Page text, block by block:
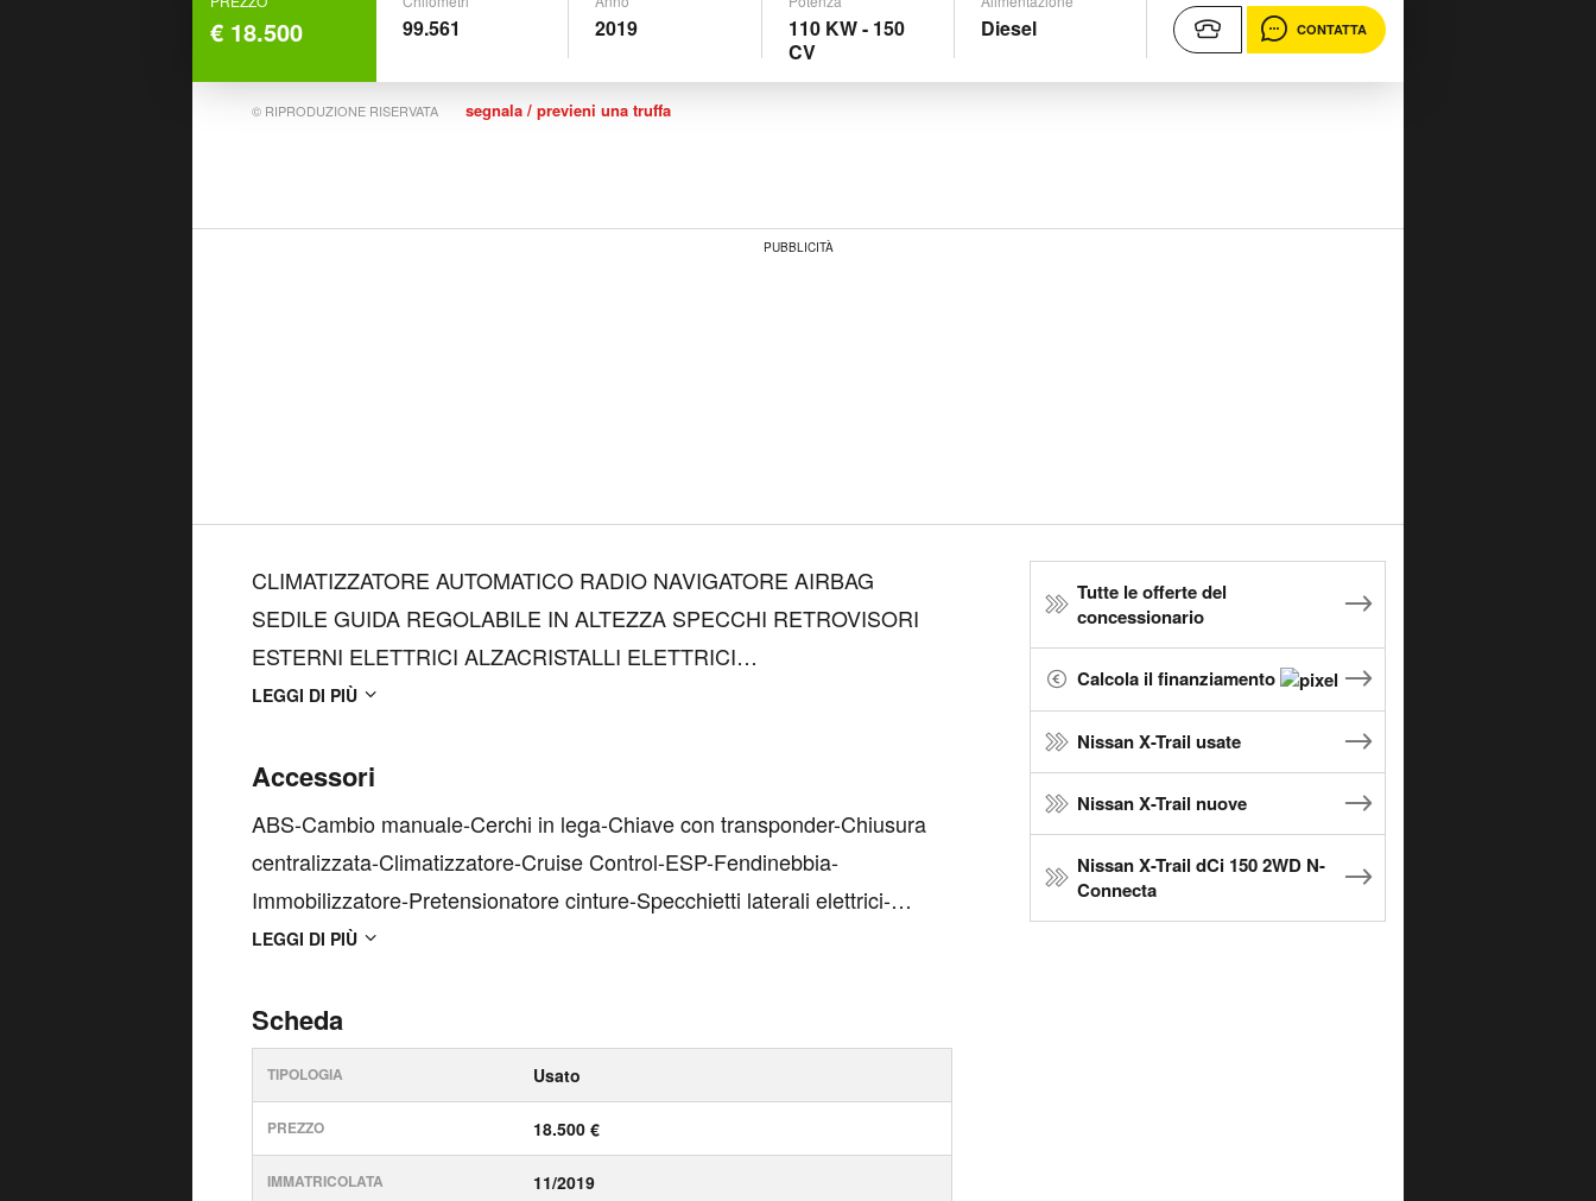
€ 18.500 99.561 2019
110 KW - 150
CV
Diesel CONTATTA
© RIPRODUZIONE RISERVATA segnala / previeni una truffa
PUBBLICITÀ
CLIMATIZZATORE AUTOMATICO RADIO NAVIGATORE AIRBAG
SEDILE GUIDA REGOLABILE IN ALTEZZA SPECCHI RETROVISORI
ESTERNI ELETTRICI ALZACRISTALLI ELETTRICI
ANTERIORI\POSTERIORI CERCHI IN LEGA SENSORI DI
POSTERIORE SDOPPIATO 60\40 FENDINEBBIA VERNICE METAL...
LEGGI DI PIÙ
Accessori
ABS-Cambio manuale-Cerchi in lega-Chiave con transponder-Chiusura
centralizzata-Climatizzatore-Cruise Control-ESP-Fendinebbia-
Immobilizzatore-Pretensionatore cinture-Specchietti laterali elettrici-
Retrovisori ripiegabili elettricamente-Sedile guida regolabile in altezza-
LEGGI DI PIÙ
Scheda
TIPOLOGIA Usato
PREZZO 18.500 €
IMMATRICOLATA 11/2019
Tutte le offerte del
concessionario
Calcola il finanziamento
Nissan X-Trail usate
Nissan X-Trail nuove
Nissan X-Trail dCi 150 2WD N-
Connecta